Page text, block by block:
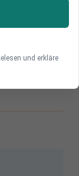
ein
und erkläre